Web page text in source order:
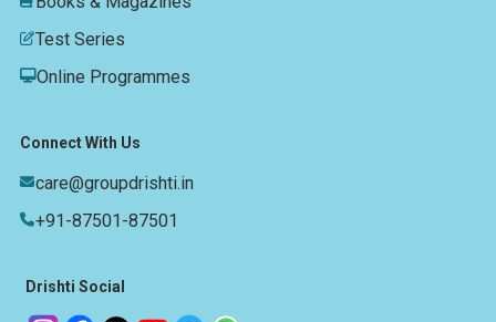
Test Series
Online Programmes
Connect With Us
care@groupdrishti.in
+91-87501-87501
Drishti Social